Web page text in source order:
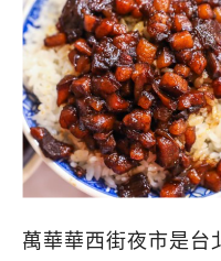
萬華華西街夜市是台